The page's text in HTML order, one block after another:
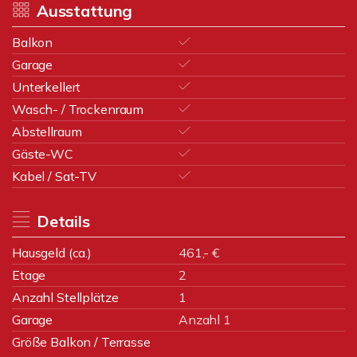
Ausstattung
Balkon
Garage
Unterkellert
Wasch- / Trockenraum
Abstellraum
Gäste-WC
Kabel / Sat-TV
Details
Hausgeld (ca.)
461,- €
Etage
2
Anzahl Stellplätze
1
Garage
Anzahl 1
Größe Balkon / Terrasse